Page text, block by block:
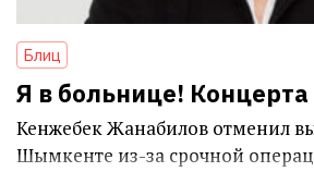
Блиц
Я в больнице!
Кенжебек Жанабилов отменил
Шымкенте из-за срочной